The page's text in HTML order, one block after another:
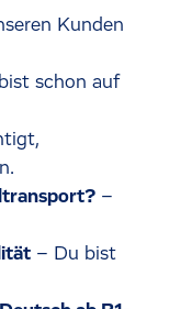
Kunden
schon auf
–
– Du bist